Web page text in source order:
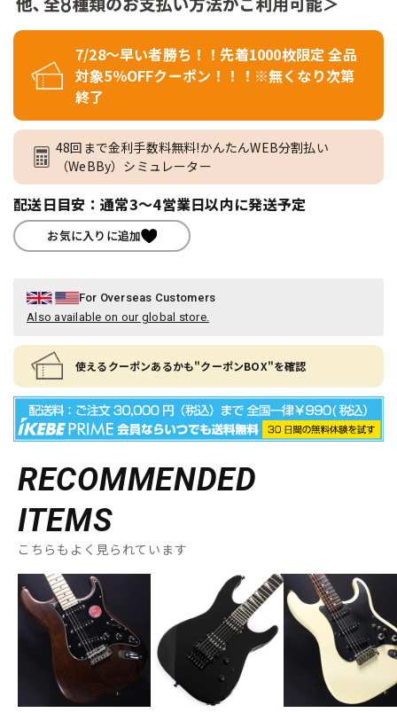
7/28～早い者勝ち！！先着1000枚限定 全品
対象5％OFFクーポン！！！※無くなり次第
終了
48回まで金利手数料無料!かんたんWEB分割払い
（WeBBy）シミュレーター
配送日目安：通常3～4営業日以内に発送予定
お気に入りに追加
For Overseas Customers
Also available on our global store.
使えるクーポンあるかも"クーポンBOX"を確認
RECOMMENDED
ITEMS
こちらもよく見られています